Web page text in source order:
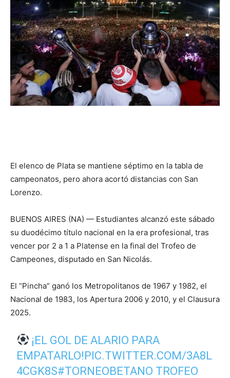
El elenco de Plata se mantiene séptimo en la tabla de
campeonatos, pero ahora acortó distancias con San
Lorenzo.
BUENOS AIRES (NA) — Estudiantes alcanzó este sábado
su duodécimo título nacional en la era profesional, tras
vencer por 2 a 1 a Platense en la final del Trofeo de
Campeones, disputado en San Nicolás.
El “Pincha” ganó los Metropolitanos de 1967 y 1982, el
Nacional de 1983, los Apertura 2006 y 2010, y el Clausura
2025.
¡EL GOL DE ALARIO PARA
EMPATARLO!PIC.TWITTER.COM/3A8L
4CGK8S#TORNEOBETANO TROFEO